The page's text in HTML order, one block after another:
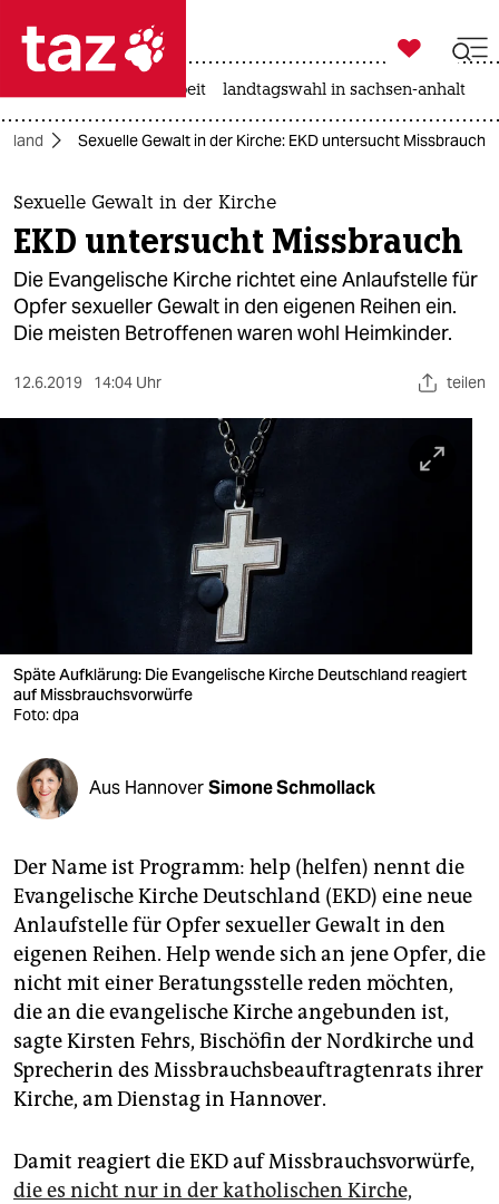
 taz zahl ich
taz zahl ich
themen
politik
öko
verlag
verlag
shop
fragen & hilfe
unterstützen
abo
genossenschaft
epaper login

taz zahl ich
arbeit landtagswahl in sachsen-anhalt
Sexuelle Gewalt in der Kirche: EKD untersucht Missbrauch
Sexuelle Gewalt in der Kirche
EKD untersucht Missbrauch
Die Evangelische Kirche richtet eine Anlaufstelle für
Opfer sexueller Gewalt in den eigenen Reihen ein.
Die meisten Betroffenen waren wohl Heimkinder.
12.6.2019 14:04 Uhr teilen
Späte Aufklärung: Die Evangelische Kirche Deutschland reagiert
auf Missbrauchsvorwürfe
Foto: dpa
Aus HannoverSimone Schmollack
Der Name ist Programm: help (helfen) nennt die
Evangelische Kirche Deutschland (EKD) eine neue
Anlaufstelle für Opfer sexueller Gewalt in den
eigenen Reihen. Help wende sich an jene Opfer, die
nicht mit einer Beratungsstelle reden möchten,
die an die evangelische Kirche angebunden ist,
sagte Kirsten Fehrs, Bischöfin der Nordkirche und
Sprecherin des Missbrauchsbeauftragtenrats ihrer
Kirche, am Dienstag in Hannover.
Damit reagiert die EKD auf Missbrauchsvorwürfe,
die es nicht nur in der katholischen Kirche,